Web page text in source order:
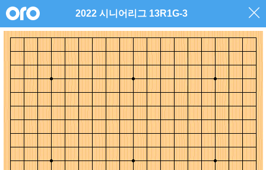
2022 시니어리그 13R1G-3